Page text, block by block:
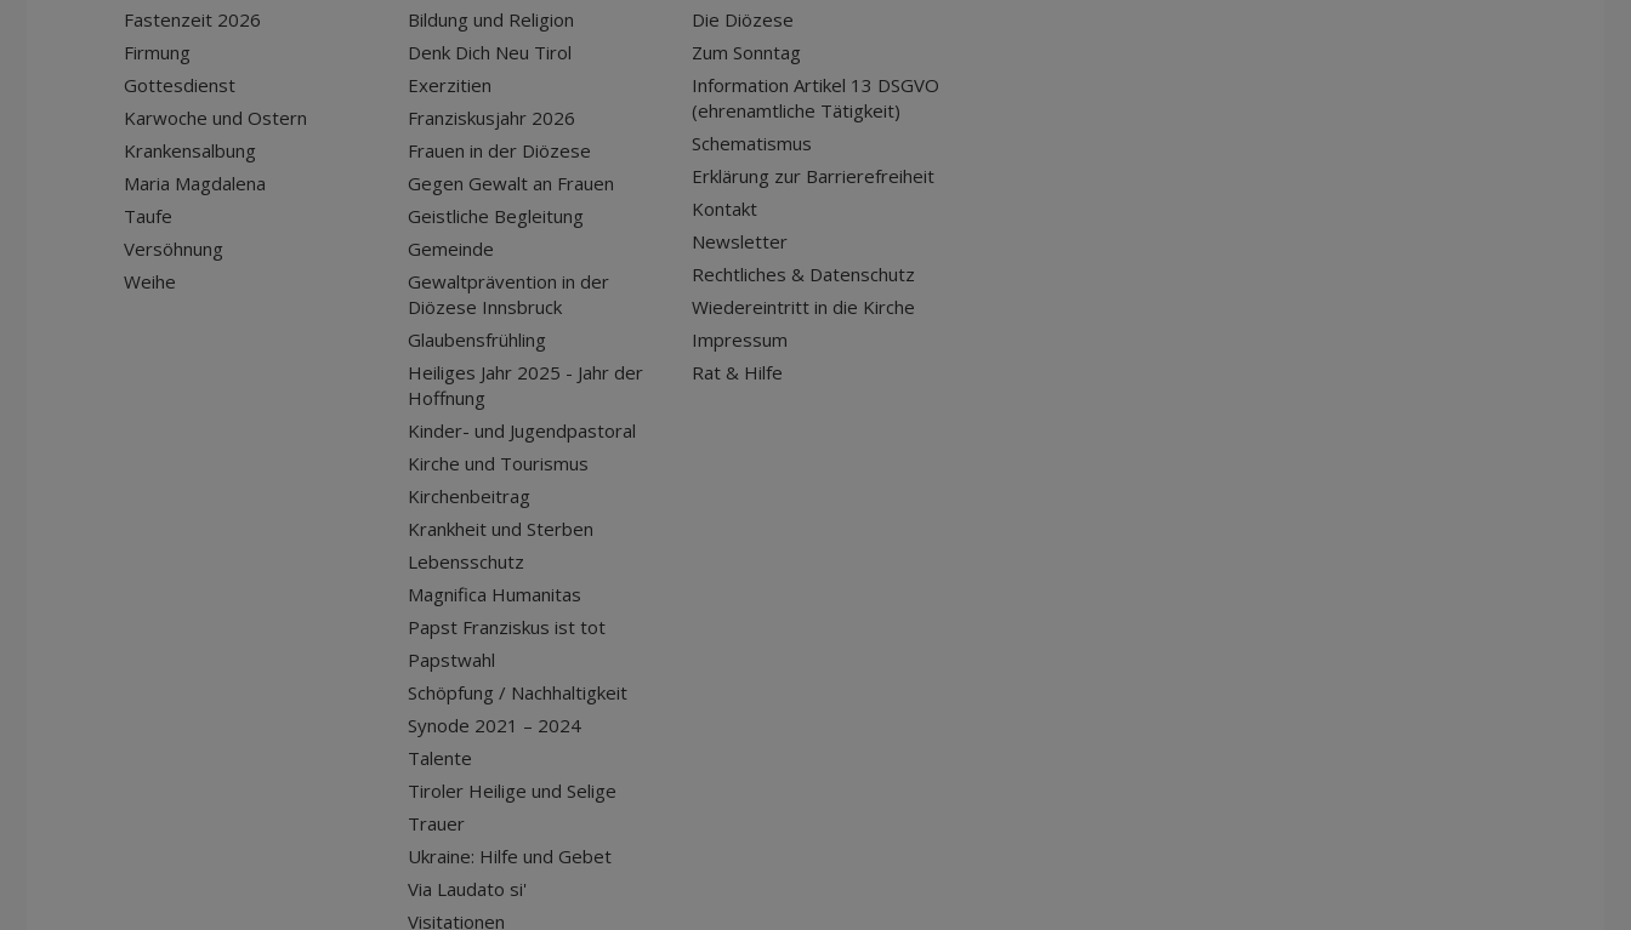
Fastenzeit 2026
Firmung
Gottesdienst
Karwoche und Ostern
Krankensalbung
Maria Magdalena
Taufe
Versöhnung
Weihe
Bildung und Religion
Denk Dich Neu Tirol
Exerzitien
Franziskusjahr 2026
Frauen in der Diözese
Gegen Gewalt an Frauen
Geistliche Begleitung
Gemeinde
Gewaltprävention in der
Diözese Innsbruck
Glaubensfrühling
Heiliges Jahr 2025 - Jahr der
Hoffnung
Kinder- und Jugendpastoral
Kirche und Tourismus
Kirchenbeitrag
Krankheit und Sterben
Lebensschutz
Magnifica Humanitas
Papst Franziskus ist tot
Papstwahl
Schöpfung / Nachhaltigkeit
Synode 2021 – 2024
Talente
Tiroler Heilige und Selige
Trauer
Ukraine: Hilfe und Gebet
Via Laudato si'
Visitationen
Die Diözese
Zum Sonntag
Information Artikel 13 DSGVO
(ehrenamtliche Tätigkeit)
Schematismus
Erklärung zur Barrierefreiheit
Kontakt
Newsletter
Rechtliches & Datenschutz
Wiedereintritt in die Kirche
Impressum
Rat & Hilfe